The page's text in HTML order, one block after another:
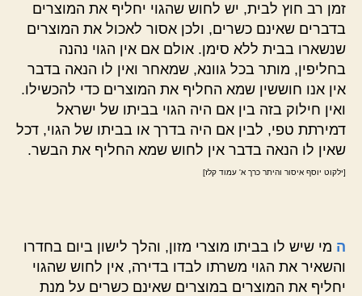
זמן רב חוץ לבית, יש לחוש שהגוי יחליף את המוצרים
בדברים שאינם כשרים, ולכן אסור לאכול את המוצרים
שנשארו בבית ללא סימן. אולם אם אין הגוי נהנה
בחליפין, מותר בכל גוונא, שמאחר ואין לו הנאה בדבר
אין אנו חוששין שמא החליף את המוצרים כדי להכשילו.
ואין חילוק בזה בין אם היה הגוי בביתו של ישראל
דמירתת טפי, לבין אם היה בדרך או בביתו של הגוי, דכל
שאין לו הנאה בדבר אין לחוש שמא החליף את הבשר.
[ילקוט יוסף איסור והיתר כרך א' עמוד קלז]
ה מי שיש לו בביתו מוצרי מזון, והלך לישון ביום בחדרו
והשאיר את הגוי משרתו לבדו בדירה, אין לחוש שהגוי
יחליף את המוצרים במוצרים שאינם כשרים על מנת